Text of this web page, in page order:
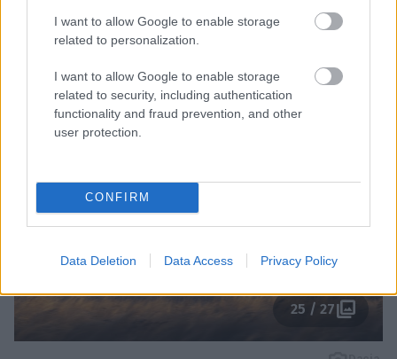
I want to allow Google to enable storage
related to personalization.
I want to allow Google to enable storage
related to security, including authentication
functionality and fraud prevention, and other
user protection.
CONFIRM
Data Deletion Data Access Privacy Policy
različica4x4, pri kateri zadnjo os poganja
elektromotor. Ta bo omogočal pet voznih programov,
med njimi tudi načina za vožnjo po blatu in pesku ter
program za zahtevnejši teren.
25 / 27